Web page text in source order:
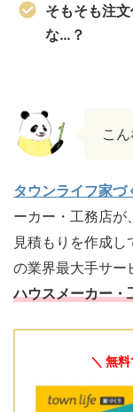
そもそも注
な…？
こ
タウンライフ家づ
ーカー・工務店が
見積もりを作成
の業界最大手サー
ハウスメーカー・
＼ 無